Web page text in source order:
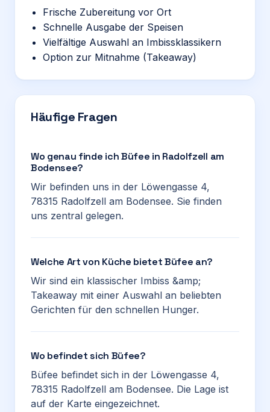
Frische Zubereitung vor Ort
Schnelle Ausgabe der Speisen
Vielfältige Auswahl an Imbissklassikern
Option zur Mitnahme (Takeaway)
Häufige Fragen
Wo genau finde ich Büfee in Radolfzell am
Bodensee?
Wir befinden uns in der Löwengasse 4,
78315 Radolfzell am Bodensee. Sie finden
uns zentral gelegen.
Welche Art von Küche bietet Büfee an?
Wir sind ein klassischer Imbiss &amp;
Takeaway mit einer Auswahl an beliebten
Gerichten für den schnellen Hunger.
Wo befindet sich Büfee?
Büfee befindet sich in der Löwengasse 4,
78315 Radolfzell am Bodensee. Die Lage ist
auf der Karte eingezeichnet.